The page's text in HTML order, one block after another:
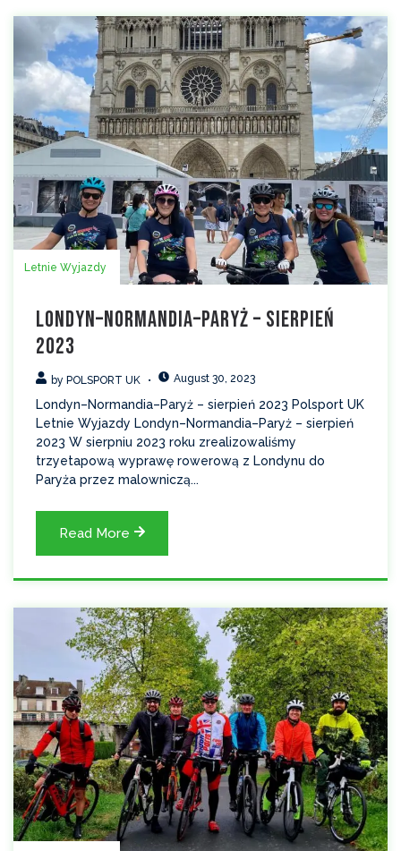
Letnie Wyjazdy
Londyn–Normandia–Paryż – sierpień
2023
by POLSPORT UK August 30, 2023
Londyn–Normandia–Paryż – sierpień 2023 Polsport UK
Letnie Wyjazdy Londyn–Normandia–Paryż – sierpień
2023 W sierpniu 2023 roku zrealizowaliśmy
trzyetapową wyprawę rowerową z Londynu do
Paryża przez malowniczą...
Read More